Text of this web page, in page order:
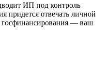
ИП под контроль
придется отвечать личной
госфинансирования — ваш